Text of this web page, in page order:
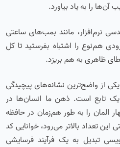
آن‌ها را به یاد بیاورد.
نرم‌افزار، مانند بمب‌های ساعتی
هم‌نوع را اشتباه بفرستید تا کل
ظاهری به هم بریزد.
یکی از واضح‌ترین نشانه‌های پیچیدگی
تابع است. ذهن ما انسان‌ها در
المان را به طور هم‌زمان در حافظه
تعداد بالاتر می‌رود، خوانایی کد
تبدیل به یک فرآیند فرسایشی